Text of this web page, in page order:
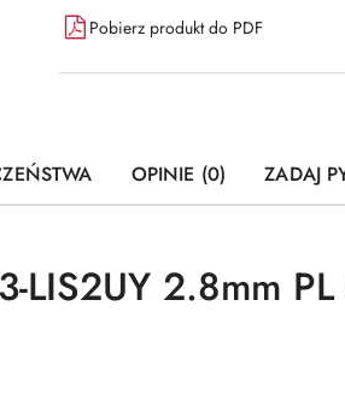
Pobierz produkt do PDF
OPINIE (0) ZADAJ
LIS2UY 2.8mm